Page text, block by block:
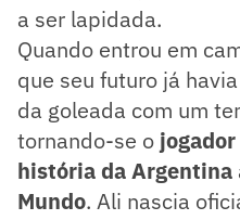
a ser lapidada.
Quando entrou em
que seu futuro já
da goleada com um
tornando-se o
história da Argentina
Mundo. Ali nascia